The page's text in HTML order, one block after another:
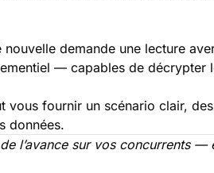
demande une lecture
— capables de décrypter
vous fournir un scénario clair,
données.
l’avance sur vos concurrents —